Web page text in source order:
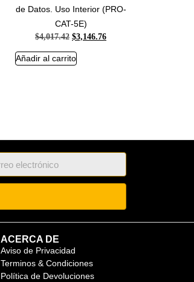
de Datos. Uso Interior (PRO-
CAT-5E)
$4,017.42 $3,146.76
Añadir al carrito
ACERCA DE
Aviso de Privacidad
Terminos & Condiciones
Política de Devoluciones